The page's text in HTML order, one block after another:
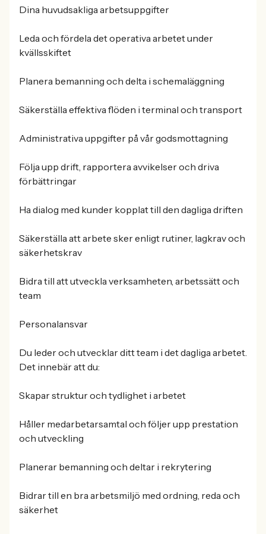
Dina huvudsakliga arbetsuppgifter
Leda och fördela det operativa arbetet under
kvällsskiftet
Planera bemanning och delta i schemaläggning
Säkerställa effektiva flöden i terminal och transport
Administrativa uppgifter på vår godsmottagning
Följa upp drift, rapportera avvikelser och driva
förbättringar
Ha dialog med kunder kopplat till den dagliga driften
Säkerställa att arbete sker enligt rutiner, lagkrav och
säkerhetskrav
Bidra till att utveckla verksamheten, arbetssätt och
team
Personalansvar
Du leder och utvecklar ditt team i det dagliga arbetet.
Det innebär att du:
Skapar struktur och tydlighet i arbetet
Håller medarbetarsamtal och följer upp prestation
och utveckling
Planerar bemanning och deltar i rekrytering
Bidrar till en bra arbetsmiljö med ordning, reda och
säkerhet